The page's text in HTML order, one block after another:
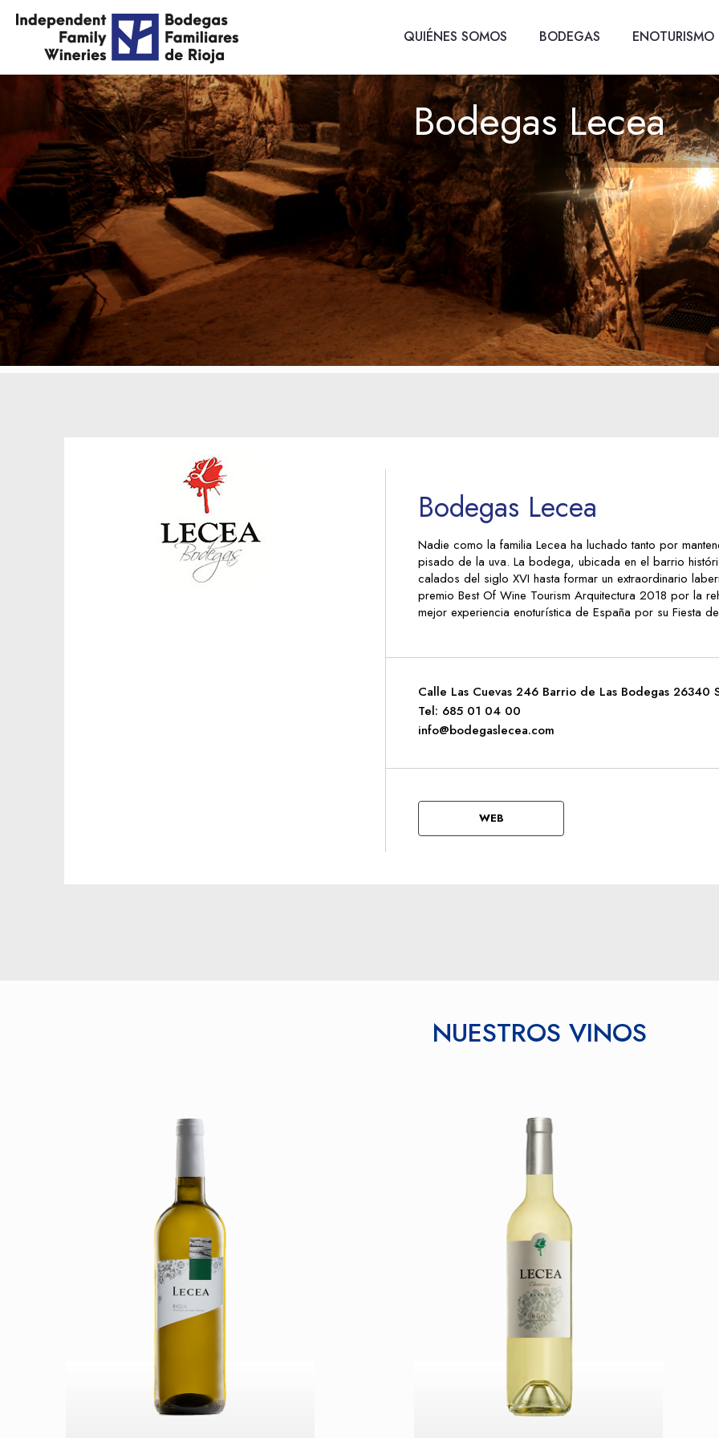
QUIÉNES SOMOS BODEGAS ENOTURISMO
Bodegas Lecea
Bodegas Lecea
Nadie como la familia Lecea ha luchado tanto por
pisado de la uva. La bodega, ubicada en el barrio
calados del siglo XVI hasta formar un extraordinario
premio Best Of Wine Tourism Arquitectura 2018 por la
mejor experiencia enoturística de España por su Fiesta
Calle Las Cuevas 246 Barrio de Las Bodegas 26340
Tel: 685 01 04 00
info@bodegaslecea.com
WEB
NUESTROS VINOS